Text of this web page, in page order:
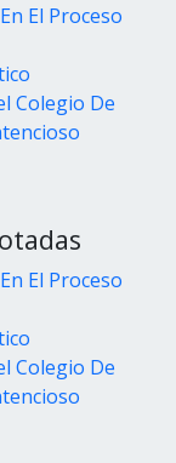
El Proceso
Colegio De
El Proceso
Colegio De